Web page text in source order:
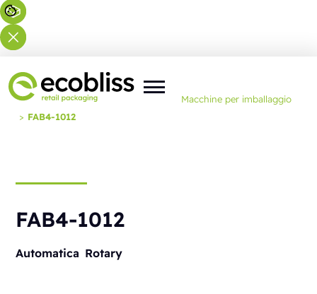
Lei si trova qui: Home
Macchine per imballaggio
> FAB4-1012
FAB4-1012
Automatica Rotary